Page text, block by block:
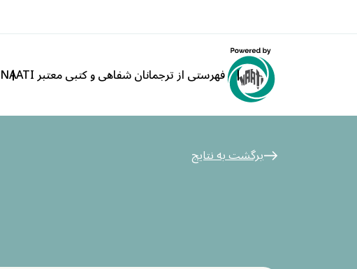
فهرستی از ترجمانان شفاهی و کتبی معتبر NAATI
برگشت به نتایج